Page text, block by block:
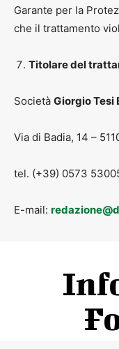
Garante per la
che il trattamento
Titolare del
Società Giorgio Tesi
Via di Badia, 14 –
tel. (+39) 0573
E-mail: